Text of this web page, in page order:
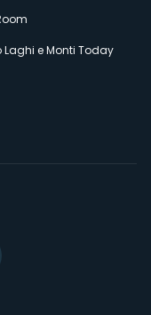
Laghi e Monti Today